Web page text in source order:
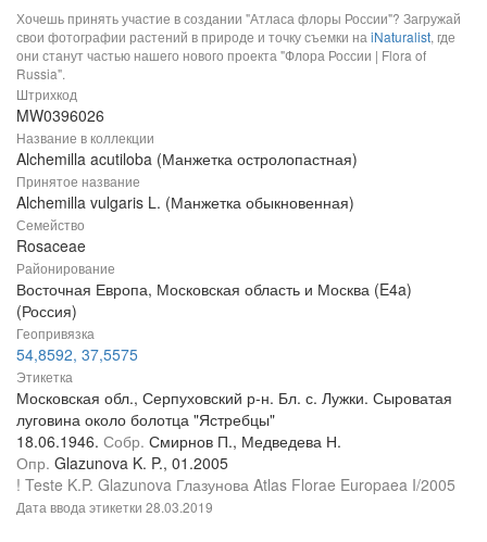
Хочешь принять участие в создании "Атласа флоры России"? Загружай
свои фотографии растений в природе и точку съемки на iNaturalist, где
они станут частью нашего нового проекта "Флора России | Flora of
Russia".
Штрихкод
MW0396026
Название в коллекции
Alchemilla acutiloba (Манжетка остролопастная)
Принятое название
Alchemilla vulgaris L. (Манжетка обыкновенная)
Семейство
Rosaceae
Районирование
Восточная Европа, Московская область и Москва (E4a)
(Россия)
Геопривязка
54,8592, 37,5575
Этикетка
Московская обл., Серпуховский р-н. Бл. с. Лужки. Сыроватая
луговина около болотца "Ястребцы"
18.06.1946. Собр. Смирнов П., Медведева Н.
Опр. Glazunova K. P., 01.2005
! Teste K.P. Glazunova Глазунова Atlas Florae Europaea I/2005
Дата ввода этикетки 28.03.2019